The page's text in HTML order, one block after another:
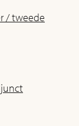
/ tweede